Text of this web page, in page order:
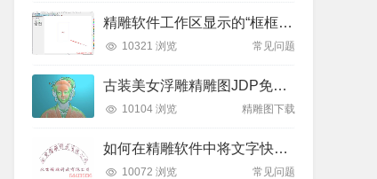
精雕软件工作区显示的“框框”是什么？如何轻松隐藏或显示？
10321 浏览 常见问题
古装美女浮雕精雕图JDP免费下载
10104 浏览 精雕图下载
如何在精雕软件中将文字快速排列到弧形线条上？全步骤详解
10072 浏览 常见问题